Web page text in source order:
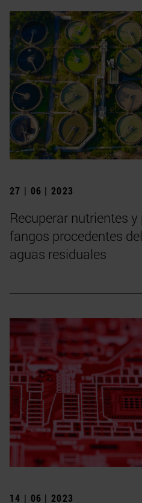
27 | 06 | 2023
Recuperar nutrientes
fangos procedentes
aguas residuales
14 | 06 | 2023